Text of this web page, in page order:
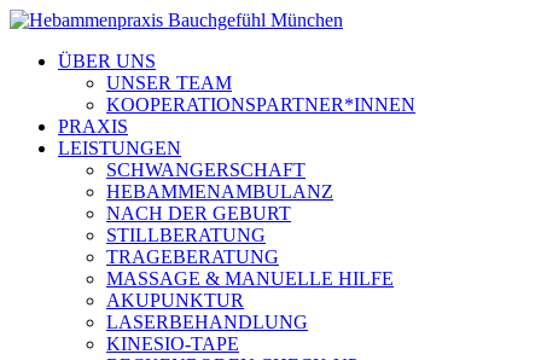
ÜBER UNS
UNSER TEAM
KOOPERATIONSPARTNER*INNEN
PRAXIS
LEISTUNGEN
SCHWANGERSCHAFT
HEBAMMENAMBULANZ
NACH DER GEBURT
STILLBERATUNG
TRAGEBERATUNG
MASSAGE & MANUELLE HILFE
AKUPUNKTUR
LASERBEHANDLUNG
KINESIO-TAPE